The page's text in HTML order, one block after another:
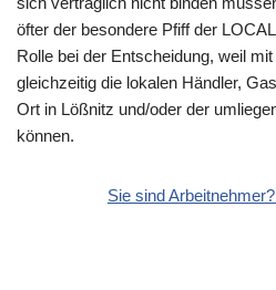
öfter der besondere Pfiff der
Rolle bei der Entscheidung, weil
gleichzeitig die lokalen Händler,
Ort in Lößnitz und/oder der
können.
Sie sind